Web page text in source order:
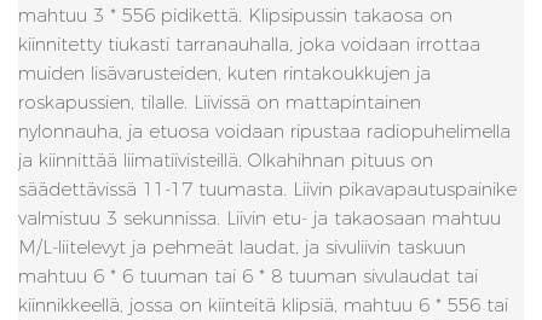
mahtuu 3 * 556 pidikettä. Klipsipussin takaosa on
kiinnitetty tiukasti tarranauhalla, joka voidaan irrottaa
muiden lisävarusteiden, kuten rintakoukkujen ja
roskapussien, tilalle. Liivissä on mattapintainen
nylonnauha, ja etuosa voidaan ripustaa radiopuhelimella
ja kiinnittää liimatiivisteillä. Olkahihnan pituus on
säädettävissä 11-17 tuumasta. Liivin pikavapautuspainike
valmistuu 3 sekunnissa. Liivin etu- ja takaosaan mahtuu
M/L-liitelevyt ja pehmeät laudat, ja sivuliivin taskuun
mahtuu 6 * 6 tuuman tai 6 * 8 tuuman sivulaudat tai
kiinnikkeellä, jossa on kiinteitä klipsiä, mahtuu 6 * 556 tai